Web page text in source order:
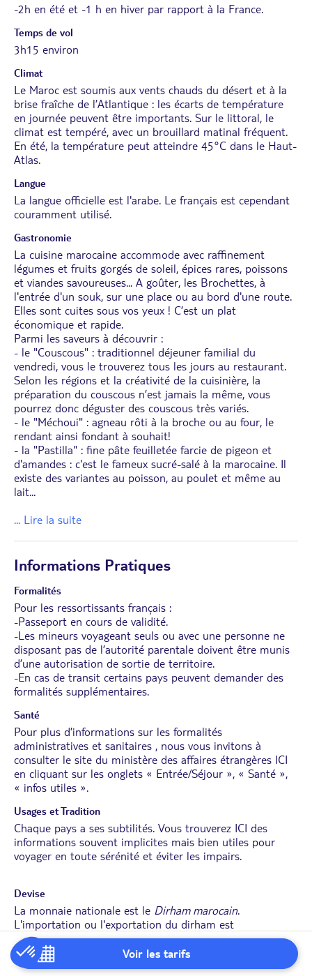
Voir les tarifs
-2h en été et -1 h en hiver par rapport à la France.
Temps de vol
3h15 environ
Climat
Le Maroc est soumis aux vents chauds du désert et à la
brise fraîche de l’Atlantique : les écarts de température
en journée peuvent être importants. Sur le littoral, le
climat est tempéré, avec un brouillard matinal fréquent.
En été, la température peut atteindre 45°C dans le Haut-
Atlas.
Langue
La langue officielle est l'arabe. Le français est cependant
couramment utilisé.
Gastronomie
La cuisine marocaine accommode avec raffinement
légumes et fruits gorgés de soleil, épices rares, poissons
et viandes savoureuses... A goûter, les Brochettes, à
l'entrée d'un souk, sur une place ou au bord d'une route.
Elles sont cuites sous vos yeux ! C’est un plat
économique et rapide.
Parmi les saveurs à découvrir :
- le "Couscous" : traditionnel déjeuner familial du
vendredi, vous le trouverez tous les jours au restaurant.
Selon les régions et la créativité de la cuisinière, la
préparation du couscous n’est jamais la même, vous
pourrez donc déguster des couscous très variés.
- le "Méchoui" : agneau rôti à la broche ou au four, le
rendant ainsi fondant à souhait!
- la "Pastilla" : fine pâte feuilletée farcie de pigeon et
d'amandes : c'est le fameux sucré-salé à la marocaine. Il
existe des variantes au poisson, au poulet et même au
lait...
... Lire la suite
Informations Pratiques
Formalités
Pour les ressortissants français :
-Passeport en cours de validité.
-Les mineurs voyageant seuls ou avec une personne ne
disposant pas de l’autorité parentale doivent être munis
d’une autorisation de sortie de territoire.
-En cas de transit certains pays peuvent demander des
formalités supplémentaires.
Santé
Pour plus d’informations sur les formalités
administratives et sanitaires , nous vous invitons à
consulter le site du ministère des affaires étrangères ICI
en cliquant sur les onglets « Entrée/Séjour », « Santé »,
« infos utiles ».
Usages et Tradition
Chaque pays a ses subtilités. Vous trouverez ICI des
informations souvent implicites mais bien utiles pour
voyager en toute sérénité et éviter les impairs.
Devise
La monnaie nationale est le Dirham marocain.
L'importation ou l'exportation du dirham est
formellement interdite.
Les cartes de crédit internationales sont acceptées.